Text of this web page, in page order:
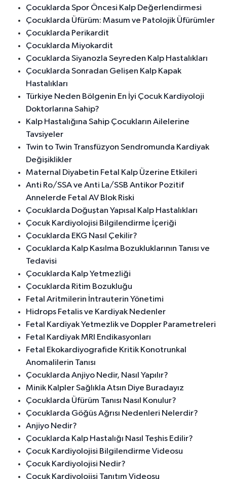
Çocuklarda Spor Öncesi Kalp Değerlendirmesi
Çocuklarda Üfürüm: Masum ve Patolojik Üfürümler
Çocuklarda Perikardit
Çocuklarda Miyokardit
Çocuklarda Siyanozla Seyreden Kalp Hastalıkları
Çocuklarda Sonradan Gelişen Kalp Kapak
Hastalıkları
Türkiye Neden Bölgenin En İyi Çocuk Kardiyoloji
Doktorlarına Sahip?
Kalp Hastalığına Sahip Çocukların Ailelerine
Tavsiyeler
Twin to Twin Transfüzyon Sendromunda Kardiyak
Değişiklikler
Maternal Diyabetin Fetal Kalp Üzerine Etkileri
Anti Ro/SSA ve Anti La/SSB Antikor Pozitif
Annelerde Fetal AV Blok Riski
Çocuklarda Doğuştan Yapısal Kalp Hastalıkları
Çocuk Kardiyolojisi Bilgilendirme İçeriği
Çocuklarda EKG Nasıl Çekilir?
Çocuklarda Kalp Kasılma Bozukluklarının Tanısı ve
Tedavisi
Çocuklarda Kalp Yetmezliği
Çocuklarda Ritim Bozukluğu
Fetal Aritmilerin İntrauterin Yönetimi
Hidrops Fetalis ve Kardiyak Nedenler
Fetal Kardiyak Yetmezlik ve Doppler Parametreleri
Fetal Kardiyak MRI Endikasyonları
Fetal Ekokardiyografide Kritik Konotrunkal
Anomalilerin Tanısı
Çocuklarda Anjiyo Nedir, Nasıl Yapılır?
Minik Kalpler Sağlıkla Atsın Diye Buradayız
Çocuklarda Üfürüm Tanısı Nasıl Konulur?
Çocuklarda Göğüs Ağrısı Nedenleri Nelerdir?
Anjiyo Nedir?
Çocuklarda Kalp Hastalığı Nasıl Teşhis Edilir?
Çocuk Kardiyolojisi Bilgilendirme Videosu
Çocuk Kardiyolojisi Nedir?
Çocuk Kardiyolojisi Tanıtım Videosu